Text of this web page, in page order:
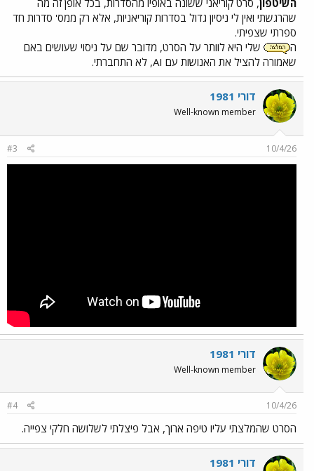
השיטפון, סרט קוריאני ששונה באופיו מהסדרות, בכל אופן זה מה
שהרגשתי ואין לי ניסיון גדול בסדרות קוריאניות, אלא רק ממס' סדרות חד
ספרתי שצפיתי.
ה
שלי היא לוותר על הסרט, מדובר שם על ניסוי שעושים באם
שאמורה להציל את האנושות עם AI, לא התחברתי.
דורי 1981
Well-known member
10/4/26
#3
דורי 1981
Well-known member
10/4/26
#4
הסרט שהמלצתי עליו טיפה ארוך, אבל פיצלתי לשלושה חלקי צפייה.
דורי 1981